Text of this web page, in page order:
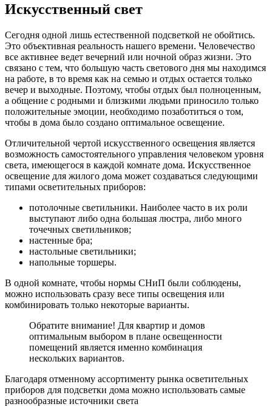
Искусственный свет
Сегодня одной лишь естественной подсветкой не обойтись.
Это объективная реальность нашего времени. Человечество
все активнее ведет вечерний или ночной образ жизни. Это
связано с тем, что большую часть светового дня мы находимся
на работе, в то время как на семью и отдых остается только
вечер и выходные. Поэтому, чтобы отдых был полноценным,
а общение с родными и близкими людьми приносило только
положительные эмоции, необходимо позаботиться о том,
чтобы в дома было создано оптимальное освещение.
Отличительной чертой искусственного освещения является
возможность самостоятельного управления человеком уровня
света, имеющегося в каждой комнате дома. Искусственное
освещение для жилого дома может создаваться следующими
типами осветительных приборов:
потолочные светильники. Наиболее часто в их роли
выступают либо одна большая люстра, либо много
точечных светильников;
настенные бра;
настольные светильники;
напольные торшеры.
В одной комнате, чтобы нормы СНиП были соблюдены,
можно использовать сразу весе типы освещения или
комбинировать только некоторые варианты.
Обратите внимание! Для квартир и домов
оптимальным выбором в плане освещенности
помещений является именно комбинация
нескольких вариантов.
Благодаря отменному ассортименту рынка осветительных
приборов для подсветки дома можно использовать самые
разнообразные источники света